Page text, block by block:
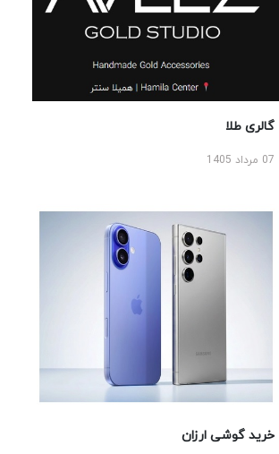
گالری طلا
07 مرداد 1405
خرید گوشی ارزان